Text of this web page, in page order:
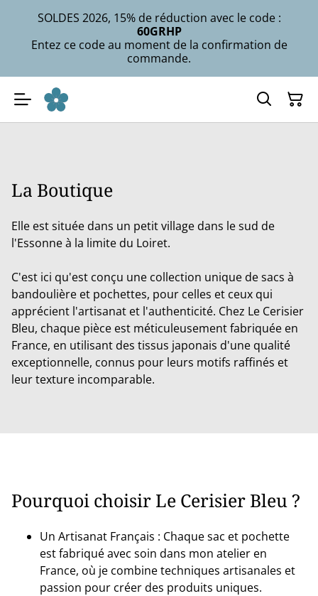
SOLDES 2026, 15% de réduction avec le code :
60GRHP
Entez ce code au moment de la confirmation de
commande.
La Boutique
Elle est située dans un petit village dans le sud de
l'Essonne à la limite du Loiret.
C'est ici qu'est conçu une collection unique de sacs à
bandoulière et pochettes, pour celles et ceux qui
apprécient l'artisanat et l'authenticité. Chez Le Cerisier
Bleu, chaque pièce est méticuleusement fabriquée en
France, en utilisant des tissus japonais d'une qualité
exceptionnelle, connus pour leurs motifs raffinés et
leur texture incomparable.
Pourquoi choisir Le Cerisier Bleu ?
Un Artisanat Français : Chaque sac et pochette
est fabriqué avec soin dans mon atelier en
France, où je combine techniques artisanales et
passion pour créer des produits uniques.